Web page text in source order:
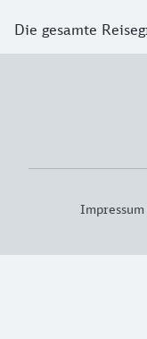
Die gesamte
Impressum